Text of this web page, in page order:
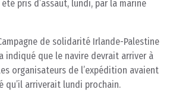
pris d’assaut, lundi, par la marine
de solidarité Irlande-Palestine
a indiqué que le navire devrait arriver à
organisateurs de l’expédition avaient
qu’il arriverait lundi prochain.